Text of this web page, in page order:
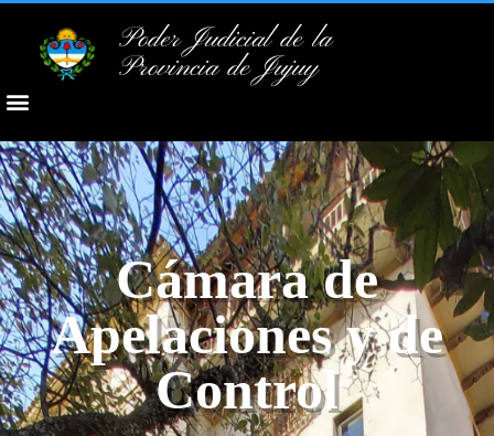
Poder Judicial de la
Provincia de Jujuy
Cámara de
Apelaciones y de
Control